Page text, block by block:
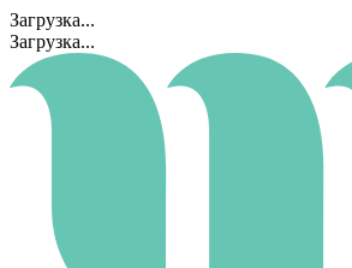
Загрузка...
Загрузка...